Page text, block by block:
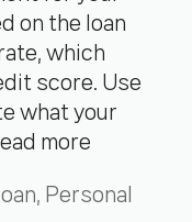
on the loan
which
score. Use
what your
more
, Personal